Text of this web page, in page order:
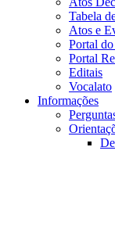
Tabela
Atos e
Portal
Portal
Editais
Vocalato
Informações